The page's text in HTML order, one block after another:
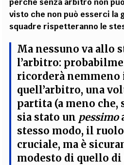
perché senza arbitro non
visto che non può esserci la
squadre rispetteranno le
Ma nessuno va allo
l’arbitro:
ricorderà nemmeno
quell’arbitro, una
partita (a meno che,
sia stato un pessimo
stesso modo, il
cruciale, ma è
modesto di quello